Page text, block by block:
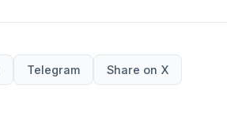
Telegram Share on X